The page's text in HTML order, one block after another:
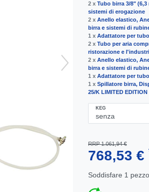
2 x Tubo birra 3/8"
sistemi di erogazione
2 x Anello elastico,
birra e sistemi di
1 x Adattatore per
2 x Tubo per aria
ristorazione e
2 x Anello elastico,
birra e sistemi di
1 x Adattatore per
1 x Spillatore birra,
25/K LIMITED
KEG
RRP 1.061,94 €
768,53 €
Soddisfare 1 pezzo